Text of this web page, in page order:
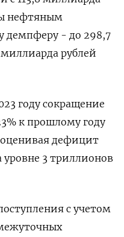
нефтяным
демпферу - до 298,7
рублей
году сокращение
к прошлому году
дефицит
3 триллионов
с учетом